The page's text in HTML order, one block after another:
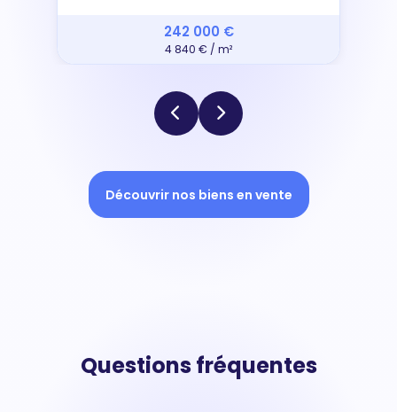
242 000 €
4 840 € / m²
Découvrir nos biens en vente
Questions fréquentes